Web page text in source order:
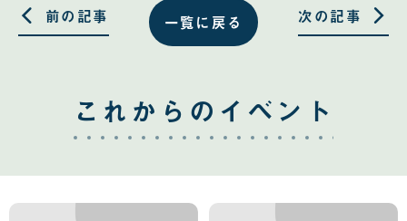
る る 一覧に戻る
前の記事 次の記事
これからのイベント